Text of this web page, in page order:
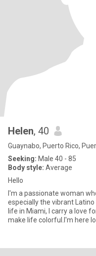
Helen, 40
Guaynabo, Puerto Rico,
Seeking: Male 40 - 85
Body style: Average
Hello
I'm a passionate woman
especially the vibrant
life in Miami, I carry a love
make life colorful.I'm here